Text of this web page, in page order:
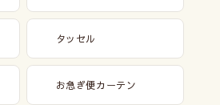
タッセル
お急ぎ便カーテン